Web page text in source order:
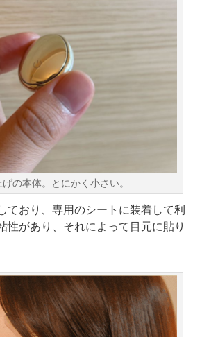
の本体。とにかく小さい。
ており、専用のシートに装着して利
性があり、それによって目元に貼り